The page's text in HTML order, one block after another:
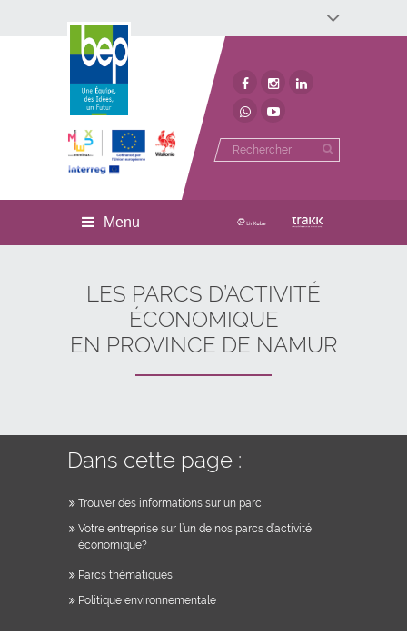
Développement économique
Développement territorial
Menu
LES PARCS D’ACTIVITÉ
ÉCONOMIQUE
EN PROVINCE DE NAMUR
Dans cette page :
Trouver des informations sur un parc
Votre entreprise sur l’un de nos parcs d’activité
économique?
Parcs thématiques
Politique environnementale